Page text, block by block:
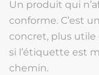
Un produit qui
conforme. C’est
concret, plus
si l’étiquette est
chemin.